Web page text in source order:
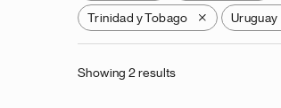
Trinidad y Tobago X Uruguay
Showing 2 results